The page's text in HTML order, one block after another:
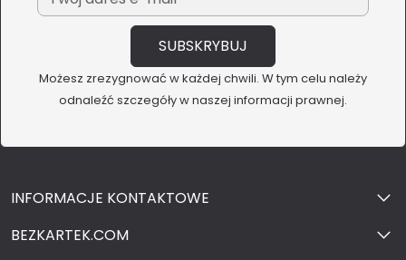
Możesz zrezygnować w każdej chwili. W tym celu należy
odnaleźć szczegóły w naszej informacji prawnej.
INFORMACJE KONTAKTOWE
BEZKARTEK.COM